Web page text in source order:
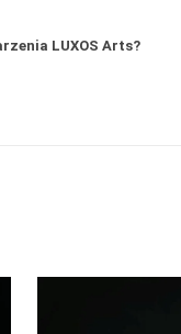
LUXOS Arts?